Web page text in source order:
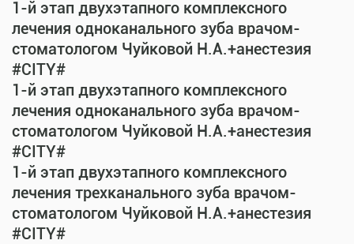
1-й этап двухэтапного комплексного
лечения одноканального зуба врачом-
стоматологом Чуйковой Н.А.+анестезия
#CITY#
1-й этап двухэтапного комплексного
лечения одноканального зуба врачом-
стоматологом Чуйковой Н.А.+анестезия
#CITY#
1-й этап двухэтапного комплексного
лечения трехканального зуба врачом-
стоматологом Чуйковой Н.А.+анестезия
#CITY#